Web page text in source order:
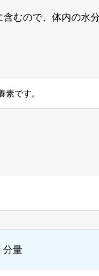
含むので、体内の水
です。
分量